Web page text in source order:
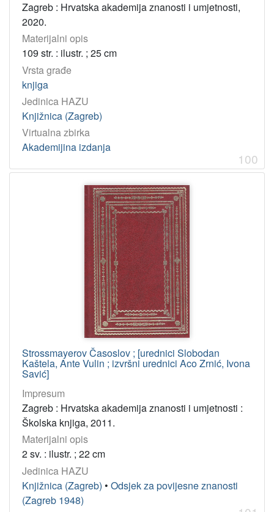
Zagreb : Hrvatska akademija znanosti i umjetnosti,
2020.
Materijalni opis
109 str. : ilustr. ; 25 cm
Vrsta građe
knjiga
Jedinica HAZU
Knjižnica (Zagreb)
Virtualna zbirka
Akademijina izdanja
100
Strossmayerov Časoslov ; [urednici Slobodan
Kaštela, Ante Vulin ; izvršni urednici Aco Zrnić, Ivona
Savić]
Impresum
Zagreb : Hrvatska akademija znanosti i umjetnosti :
Školska knjiga, 2011.
Materijalni opis
2 sv. : ilustr. ; 22 cm
Jedinica HAZU
Knjižnica (Zagreb) • Odsjek za povijesne znanosti
(Zagreb 1948)